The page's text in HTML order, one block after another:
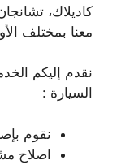
كاديلاك،
معنا بمختلف
نقدم إليكم
السيارة :
نقوم
اصلاح